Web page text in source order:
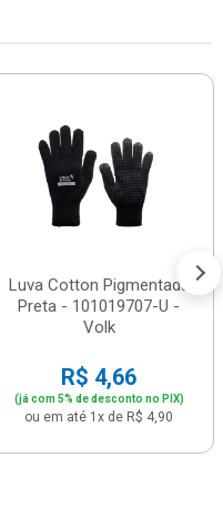
Luva Cotton Pigmentada
Preta - 101019707-U -
Volk
R$ 4,66
(já com 5% de desconto no PIX)
ou em até 1x de R$ 4,90